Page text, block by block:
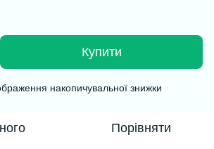
Купити
накопичувальної знижки
Порівняти